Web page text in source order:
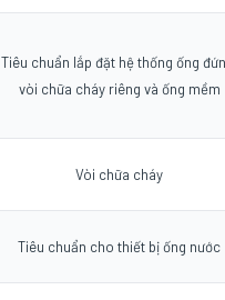
Tiêu chuẩn lắp đặt hệ thống ống
vòi chữa cháy riêng và ống mềm
Vòi chữa cháy
Tiêu chuẩn cho thiết bị ống nước